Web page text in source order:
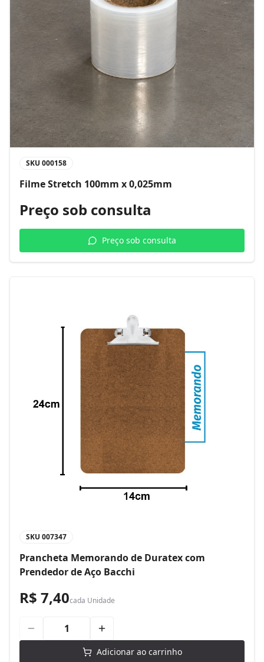
SKU 000158
Filme Stretch 100mm x 0,025mm
Preço sob consulta
Preço sob consulta
SKU 007347
Prancheta Memorando de Duratex com
Prendedor de Aço Bacchi
R$ 7,40cada Unidade
Adicionar ao carrinho